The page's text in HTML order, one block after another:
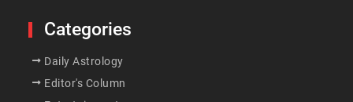
Categories
Daily Astrology
Editor's Column